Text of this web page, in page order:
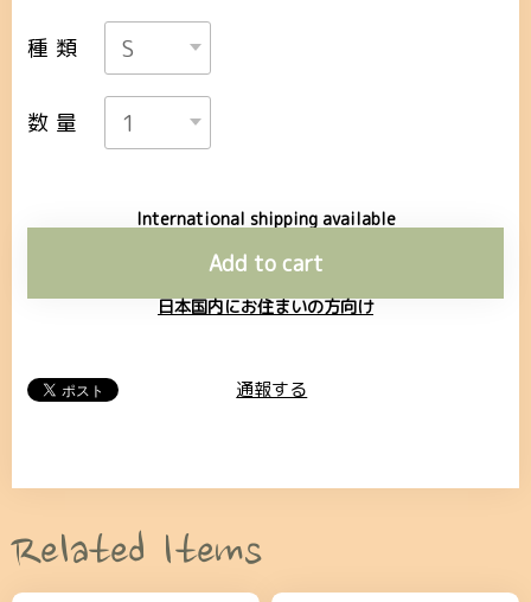
種類
数量
International shipping available
Add to cart
日本国内にお住まいの方向け
通報する
Related Items